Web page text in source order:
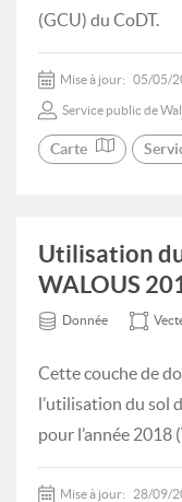
(GCU) du CoDT.
Mise à jour: 05/05/
Service public de
Carte
Utilisation
WALOUS
Donnée
Cette couche de
l’utilisation du sol
pour l’année 2018
Mise à jour: 28/09/